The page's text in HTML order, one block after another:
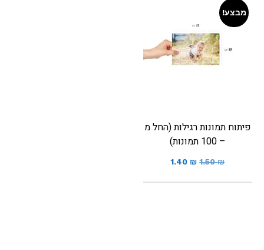
מבצע!
פיתוח תמונות רגילות (החל מ
– 100 תמונות)
1.50₪
1.40 ₪